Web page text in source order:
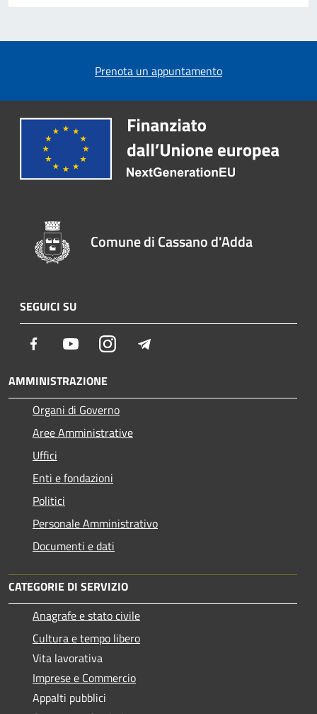
Prenota un appuntamento
Comune di Cassano d'Adda
SEGUICI SU
Facebook YoutubeInstagram
AMMINISTRAZIONE
Organi di Governo
Aree Amministrative
Uffici
Enti e fondazioni
Politici
Personale Amministrativo
Documenti e dati
CATEGORIE DI SERVIZIO
Anagrafe e stato civile
Cultura e tempo libero
Vita lavorativa
Imprese e Commercio
Appalti pubblici